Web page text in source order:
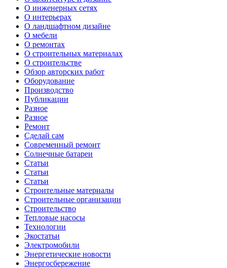
О инженерных сетях
О интерьерах
О ландшафтном дизайне
О мебели
О ремонтах
О строительных материалах
О строительстве
Обзор авторских работ
Оборудование
Производство
Публикации
Разное
Разное
Ремонт
Сделай сам
Современный ремонт
Солнечные батареи
Статьи
Статьи
Статьи
Строительные материалы
Строительные организации
Строительство
Тепловые насосы
Технологии
Экостатьи
Электромобили
Энергетические новости
Энергосбережение